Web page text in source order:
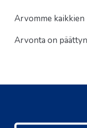
Arvomme
Arvonta on